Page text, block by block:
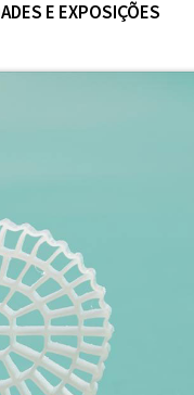
E EXPOSIÇÕES